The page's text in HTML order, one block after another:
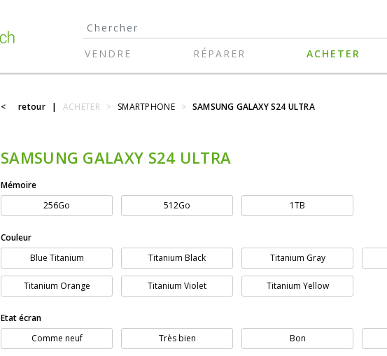
VENDRE RÉPARER ACHETER
< retour | ACHETER > SMARTPHONE > SAMSUNG GALAXY S24 ULTRA
SAMSUNG GALAXY S24 ULTRA
Mémoire
256Go
512Go 1TB
Couleur
Blue Titanium
Titanium Black Titanium Gray
Titanium Orange Titanium Violet Titanium Yellow
Etat écran
Comme neuf
Très bien Bon